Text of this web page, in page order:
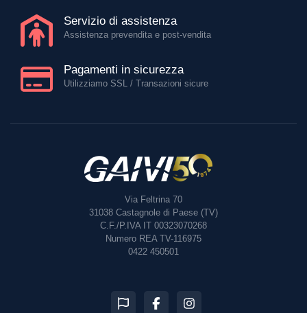
Servizio di assistenza
Assistenza prevendita e post-vendita
Pagamenti in sicurezza
Utilizziamo SSL / Transazioni sicure
Via Feltrina 70
31038 Castagnole di Paese (TV)
C.F./P.IVA IT 00323070268
Numero REA TV-116975
0422 450501